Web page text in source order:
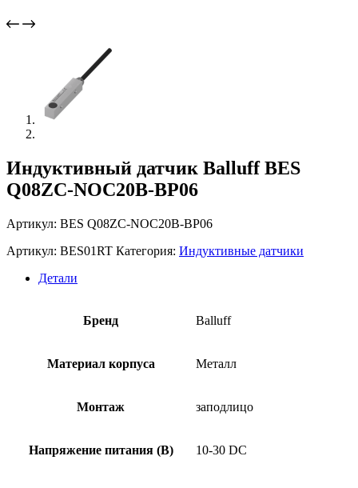
Индуктивный датчик Balluff BES
Q08ZC-NOC20B-BP06
Артикул: BES Q08ZC-NOC20B-BP06
Артикул: BES01RT Категория: Индуктивные датчики
Детали
Бренд Balluff
Материал корпуса Металл
Монтаж заподлицо
Напряжение питания (В) 10-30 DC